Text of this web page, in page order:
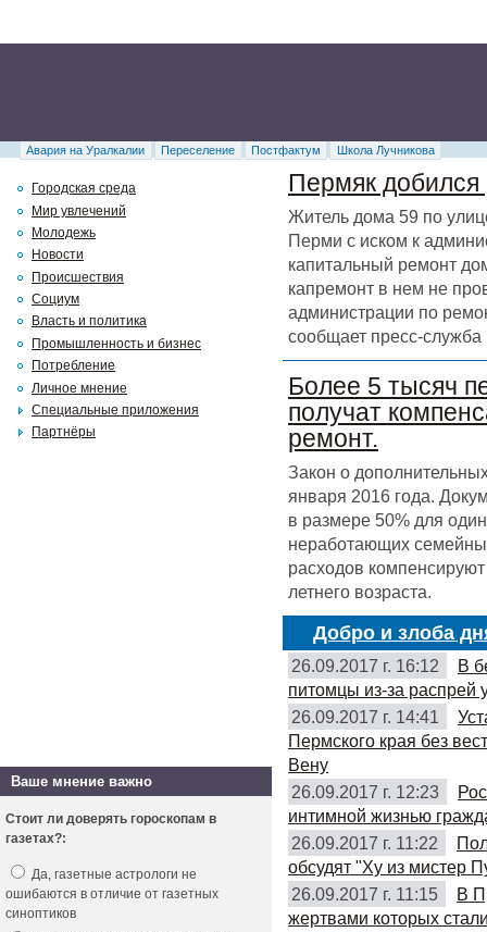
Авария на Уралкалии Переселение Постфактум Школа Лучникова
Пермяк добился
Житель дома 59 по
Перми с иском к
капитальный ремонт
капремонт в нем не
администрации по
сообщает пресс-служба
Более 5 тысяч
получат
ремонт.
Закон о
января 2016 года.
в размере 50% для
неработающих
расходов
летнего возраста.
Добро и злоба
26.09.2017 г. 16:12
В
питомцы из-за распрей
26.09.2017 г. 14:41
Пермского края без
Вену
26.09.2017 г. 12:23
интимной жизнью
26.09.2017 г. 11:22
обсудят "Ху из мистер
26.09.2017 г. 11:15
В
жертвами которых
Городская среда
Мир увлечений
Молодежь
Новости
Происшествия
Социум
Власть и политика
Промышленность и бизнес
Потребление
Личное мнение
Специальные приложения
Партнёры
Ваше мнение важно
Стоит ли доверять гороскопам в
газетах?:
Да, газетные астрологи не
ошибаются в отличие от газетных
синоптиков